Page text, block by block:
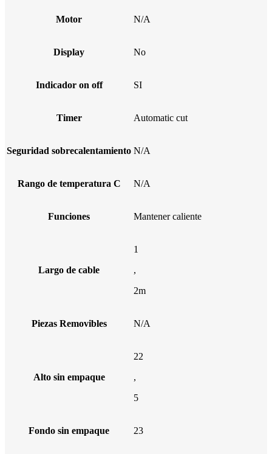
Motor N/A
Display No
Indicador on off SI
Timer Automatic cut
Seguridad sobrecalentamiento N/A
Rango de temperatura C N/A
Funciones Mantener caliente
Largo de cable
1
,
2m
Piezas Removibles N/A
Alto sin empaque
22
,
5
Fondo sin empaque 23